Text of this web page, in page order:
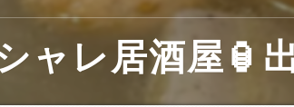
ャレ居酒屋